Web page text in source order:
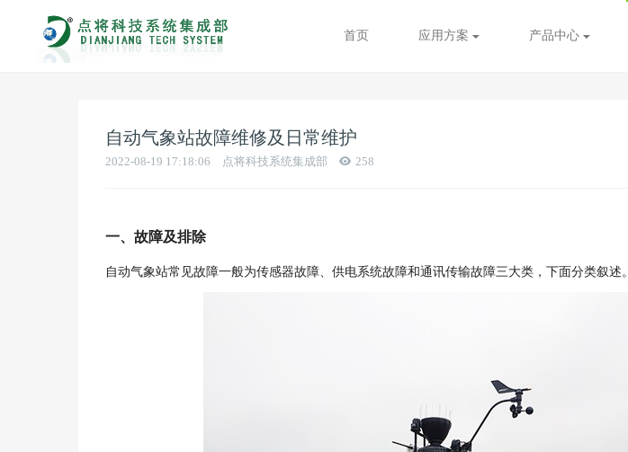
首页 应用方案 产品中心
自动气象站故障维修及日常维护
2022-08-19 17:18:06 点将科技系统集成部 258
一、故障及排除
自动气象站常见故障一般为传感器故障、供电系统故障和通讯传输故障三大类，下面分类叙述。